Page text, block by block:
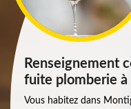
Renseignement
fuite plomberie
Vous habitez dans